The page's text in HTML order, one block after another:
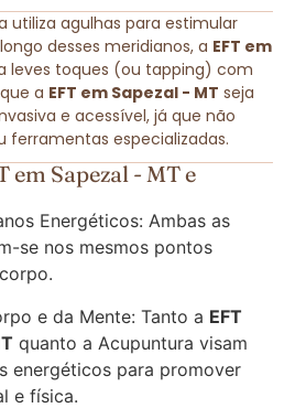
utiliza agulhas para estimular
desses meridianos, a EFT em
leves toques (ou tapping) com
a EFT em Sapezal - MT seja
e acessível, já que não
ferramentas especializadas.
em Sapezal - MT e
Energéticos: Ambas as
se nos mesmos pontos
e da Mente: Tanto a EFT
quanto a Acupuntura visam
energéticos para promover
e física.